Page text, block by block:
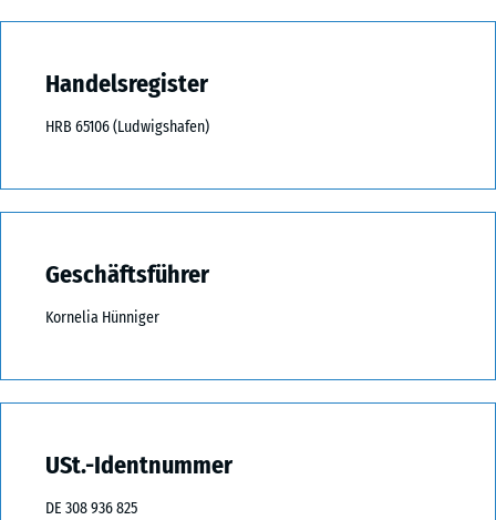
Handelsregister
HRB 65106 (Ludwigshafen)
Geschäftsführer
Kornelia Hünniger
USt.-Identnummer
DE 308 936 825